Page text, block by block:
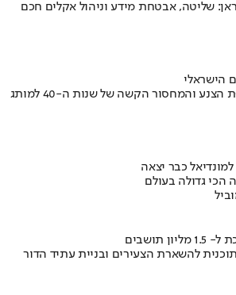
שליטה, אבטחת מידע וניהול אקלים חכם
הישראלי
איך אסם הפכה את תקופת הצנע והמחסור הקשה של שנות ה-40 למותג
כבר יצאה
הכי גדולה בעולם
להשארת הצעירים ובניית עתיד הדור